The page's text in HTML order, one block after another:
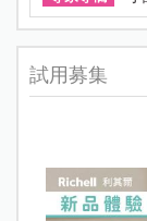
試用募集